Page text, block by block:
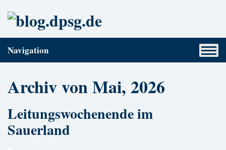
Navigation
Archiv von Mai, 2026
Leitungswochenende im
Sauerland